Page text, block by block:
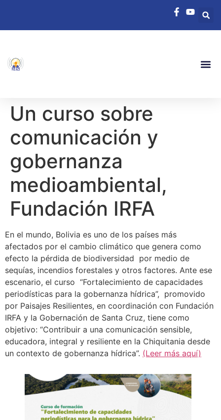
Un curso sobre
comunicación y
gobernanza
medioambiental,
Fundación IRFA
En el mundo, Bolivia es uno de los países más
afectados por el cambio climático que genera como
efecto la pérdida de biodiversidad por medio de
sequías, incendios forestales y otros factores. Ante ese
escenario, el curso “Fortalecimiento de capacidades
periodísticas para la gobernanza hídrica”, promovido
por Paisajes Resilientes, en coordinación con Fundación
IRFA y la Gobernación de Santa Cruz, tiene como
objetivo: “Contribuir a una comunicación sensible,
educadora, integral y resiliente en la Chiquitania desde
un contexto de gobernanza hídrica”. (Leer más aquí)